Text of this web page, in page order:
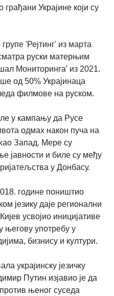
Украјине који су
'Рејтинг' из марта
руски матерњим
Мониторинга' из 2021.
од 50% Украјинаца
филмове на руском.
у кампању да Русе
одмах након пуча на
Запад. Мере су
јавности и биле су међу
у Донбасу.
године поништио
језику даје регионални
усвојио иницијативе
његову употребу у
бизнису и култури.
украјинску језичку
Путин изјавио је да
њеног суседа